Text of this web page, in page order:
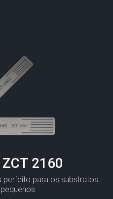
2160
perfeito para os substratos